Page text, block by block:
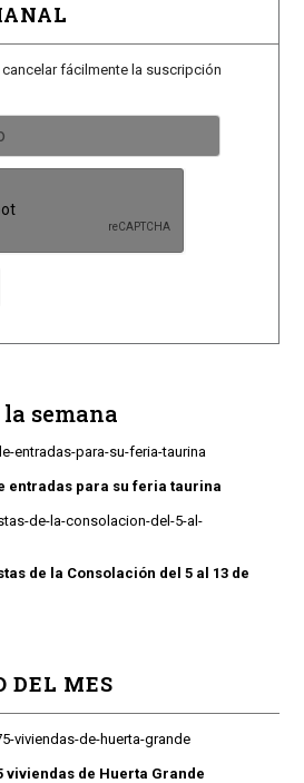
fácilmente la suscripción
semana
entradas para su feria taurina
de la Consolación del 5 al 13 de
DEL MES
viviendas de Huerta Grande